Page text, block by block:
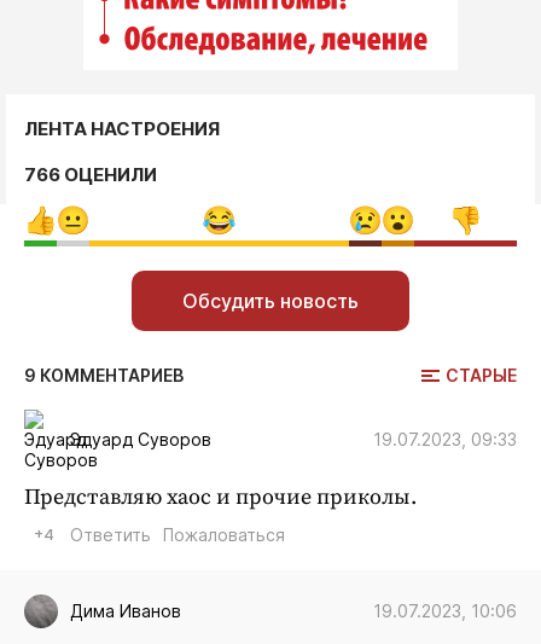
ЛЕНТА НАСТРОЕНИЯ
766 ОЦЕНИЛИ
Обсудить новость
9 КОММЕНТАРИЕВ СТАРЫЕ
Эдуард Суворов 19.07.2023, 09:33
Представляю хаос и прочие приколы.
+4 Ответить Пожаловаться
Дима Иванов 19.07.2023, 10:06